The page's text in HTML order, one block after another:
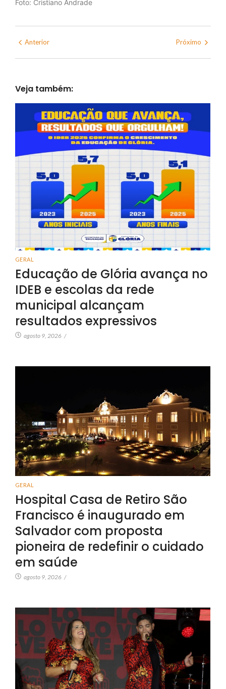
Foto: Cristiano Andrade
Anterior Próximo
Veja também:
GERAL
Educação de Glória avança no
IDEB e escolas da rede
municipal alcançam
resultados expressivos
agosto 9, 2026 /
GERAL
Hospital Casa de Retiro São
Francisco é inaugurado em
Salvador com proposta
pioneira de redefinir o cuidado
em saúde
agosto 9, 2026 /